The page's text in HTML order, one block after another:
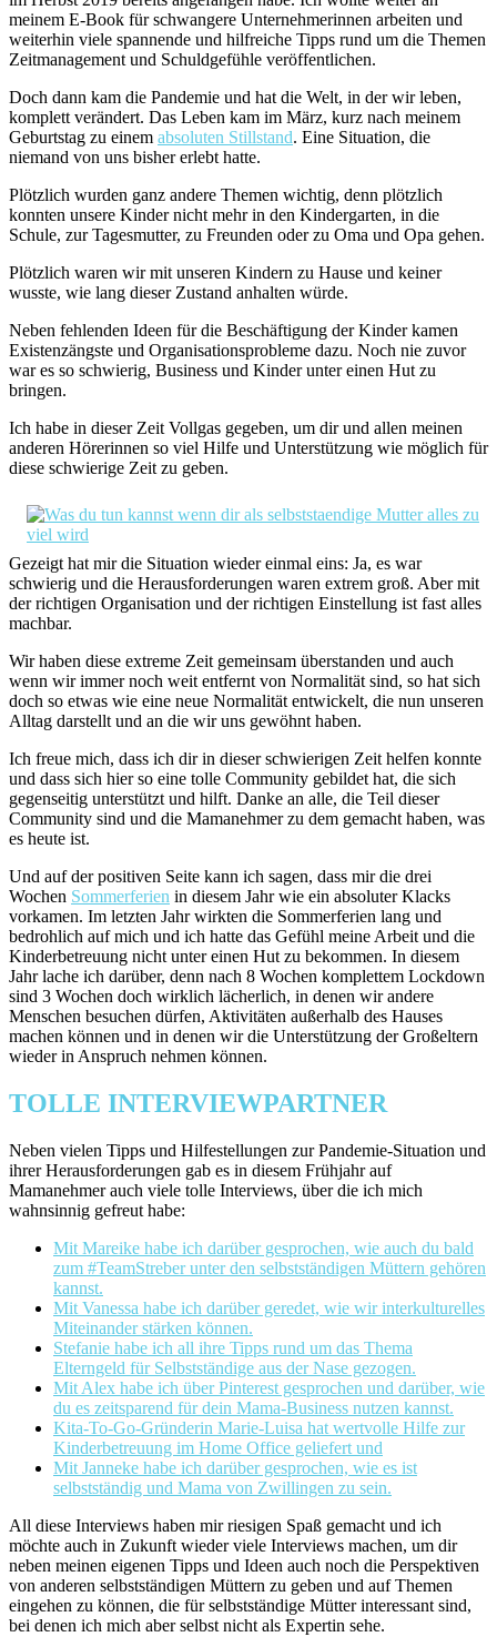
meinem E-Book für schwangere Unternehmerinnen arbeiten und
weiterhin viele spannende und hilfreiche Tipps rund um die Themen
Zeitmanagement und Schuldgefühle veröffentlichen.
Doch dann kam die Pandemie und hat die Welt, in der wir leben,
komplett verändert. Das Leben kam im März, kurz nach meinem
Geburtstag zu einem absoluten Stillstand. Eine Situation, die
niemand von uns bisher erlebt hatte.
Plötzlich wurden ganz andere Themen wichtig, denn plötzlich
konnten unsere Kinder nicht mehr in den Kindergarten, in die
Schule, zur Tagesmutter, zu Freunden oder zu Oma und Opa gehen.
Plötzlich waren wir mit unseren Kindern zu Hause und keiner
wusste, wie lang dieser Zustand anhalten würde.
Neben fehlenden Ideen für die Beschäftigung der Kinder kamen
Existenzängste und Organisationsprobleme dazu. Noch nie zuvor
war es so schwierig, Business und Kinder unter einen Hut zu
bringen.
Ich habe in dieser Zeit Vollgas gegeben, um dir und allen meinen
anderen Hörerinnen so viel Hilfe und Unterstützung wie möglich für
diese schwierige Zeit zu geben.
Gezeigt hat mir die Situation wieder einmal eins: Ja, es war
schwierig und die Herausforderungen waren extrem groß. Aber mit
der richtigen Organisation und der richtigen Einstellung ist fast alles
machbar.
Wir haben diese extreme Zeit gemeinsam überstanden und auch
wenn wir immer noch weit entfernt von Normalität sind, so hat sich
doch so etwas wie eine neue Normalität entwickelt, die nun unseren
Alltag darstellt und an die wir uns gewöhnt haben.
Ich freue mich, dass ich dir in dieser schwierigen Zeit helfen konnte
und dass sich hier so eine tolle Community gebildet hat, die sich
gegenseitig unterstützt und hilft. Danke an alle, die Teil dieser
Community sind und die Mamanehmer zu dem gemacht haben, was
es heute ist.
Und auf der positiven Seite kann ich sagen, dass mir die drei
Wochen Sommerferien in diesem Jahr wie ein absoluter Klacks
vorkamen. Im letzten Jahr wirkten die Sommerferien lang und
bedrohlich auf mich und ich hatte das Gefühl meine Arbeit und die
Kinderbetreuung nicht unter einen Hut zu bekommen. In diesem
Jahr lache ich darüber, denn nach 8 Wochen komplettem Lockdown
sind 3 Wochen doch wirklich lächerlich, in denen wir andere
Menschen besuchen dürfen, Aktivitäten außerhalb des Hauses
machen können und in denen wir die Unterstützung der Großeltern
wieder in Anspruch nehmen können.
TOLLE INTERVIEWPARTNER
Neben vielen Tipps und Hilfestellungen zur Pandemie-Situation und
ihrer Herausforderungen gab es in diesem Frühjahr auf
Mamanehmer auch viele tolle Interviews, über die ich mich
wahnsinnig gefreut habe:
Mit Mareike habe ich darüber gesprochen, wie auch du bald
zum #TeamStreber unter den selbstständigen Müttern gehören
kannst.
Mit Vanessa habe ich darüber geredet, wie wir interkulturelles
Miteinander stärken können.
Stefanie habe ich all ihre Tipps rund um das Thema
Elterngeld für Selbstständige aus der Nase gezogen.
Mit Alex habe ich über Pinterest gesprochen und darüber, wie
du es zeitsparend für dein Mama-Business nutzen kannst.
Kita-To-Go-Gründerin Marie-Luisa hat wertvolle Hilfe zur
Kinderbetreuung im Home Office geliefert und
Mit Janneke habe ich darüber gesprochen, wie es ist
selbstständig und Mama von Zwillingen zu sein.
All diese Interviews haben mir riesigen Spaß gemacht und ich
möchte auch in Zukunft wieder viele Interviews machen, um dir
neben meinen eigenen Tipps und Ideen auch noch die Perspektiven
von anderen selbstständigen Müttern zu geben und auf Themen
eingehen zu können, die für selbstständige Mütter interessant sind,
bei denen ich mich aber selbst nicht als Expertin sehe.